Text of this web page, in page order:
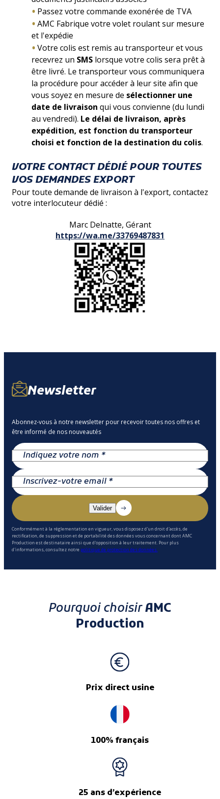
Passez votre commande exonérée de TVA
AMC Fabrique votre volet roulant sur mesure
et l'expédie
Votre colis est remis au transporteur et vous
recevrez un SMS lorsque votre colis sera prêt à
être livré. Le transporteur vous communiquera
la procédure pour accéder à leur site afin que
vous soyez en mesure de sélectionner une
date de livraison qui vous convienne (du lundi
au vendredi). Le délai de livraison, après
expédition, est fonction du transporteur
choisi et fonction de la destination du colis.
VOTRE CONTACT DÉDIÉ POUR TOUTES
VOS DEMANDES EXPORT
Pour toute demande de livraison à l'export, contactez
votre interlocuteur dédié :
Marc Delnatte, Gérant
https://wa.me/33769487831
Newsletter
Abonnez-vous à notre newsletter pour recevoir toutes nos offres et
être informé de nos nouveautés
Conformément à la réglementation en vigueur, vous disposez d'un droit d'accès, de
rectification, de suppression et de portabilité des données vous concernant dont AMC
Production est destinataire ainsi que d'opposition à leur traitement. Pour plus
d'informations, consultez notre politique de protection des données.
Pourquoi choisirAMC
Production
Prix direct usine
100% français
25 ans d’expérience